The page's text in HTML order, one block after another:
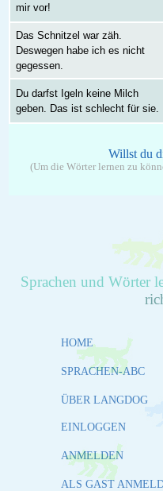
mir vor!
Das Schnitzel war zäh.
Deswegen habe ich es nicht
gegessen.
Du darfst Igeln keine Milch
geben. Das ist schlecht für sie.
Willst du
(Um die Wörter lernen zu
Sprachen und Wörter
HOME
SPRACHEN-ABC
ÜBER LANGDOG
EINLOGGEN
ANMELDEN
ALS GAST